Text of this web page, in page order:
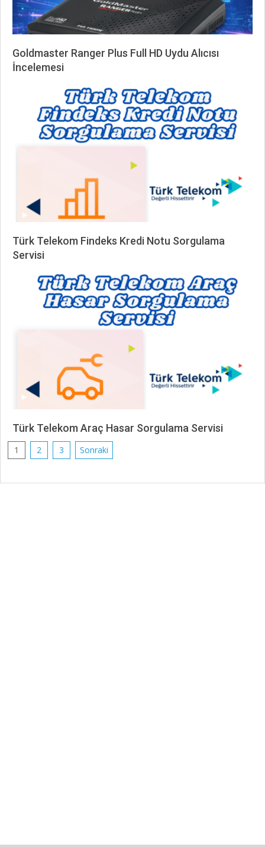
Goldmaster Ranger Plus Full HD Uydu Alıcısı
İncelemesi
Türk Telekom Findeks Kredi Notu Sorgulama
Servisi
Türk Telekom Araç Hasar Sorgulama Servisi
2024-
10-
Yazı
1 2 3 Sonraki